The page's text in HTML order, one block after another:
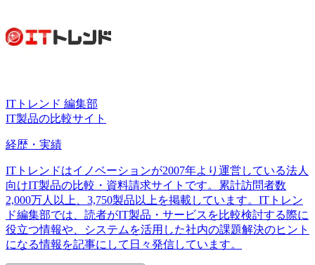
ITトレンド 編集部
IT製品の比較サイト
経歴・実績
ITトレンドはイノベーションが2007年より運営している法人
向けIT製品の比較・資料請求サイトです。累計訪問者数
2,000万人以上、3,750製品以上を掲載しています。ITトレン
ド編集部では、読者がIT製品・サービスを比較検討する際に
役立つ情報や、システムを活用した社内の課題解決のヒント
になる情報を記事にして日々発信しています。